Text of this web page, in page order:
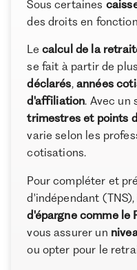
résidant à l’étranger
Conclusion
Ramify est
Pour une clientèle
expertise
rigoureuse des
une logique de
Sous certaines
des droits en
Le calcul de la
se fait à partir de
déclarés, années
d'affiliation. Avec un
trimestres et points
varie selon les
cotisations.
Pour compléter et
d'indépendant
d'épargne comme le
vous assurer un
ou opter pour le